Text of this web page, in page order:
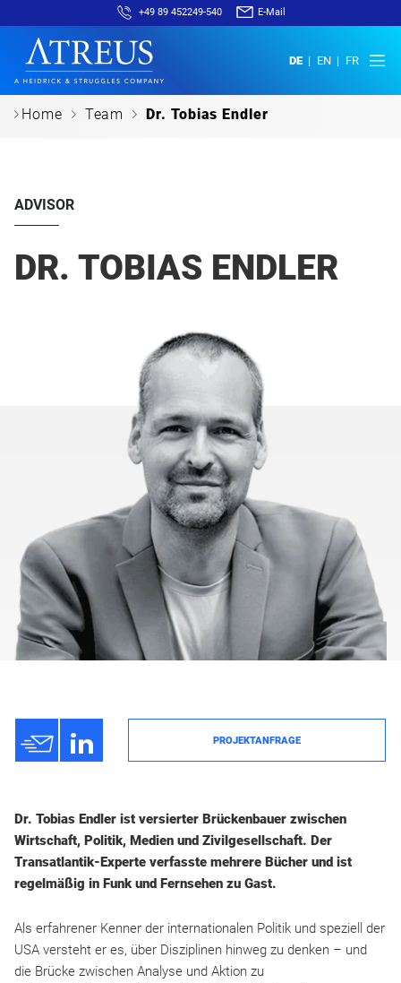
+49 89 452249-540 E-Mail
DE EN FR
c Home c Team cDr. Tobias Endler
ADVISOR
DR. TOBIAS ENDLER
h 3 PROJEKTANFRAGE
Dr. Tobias Endler ist versierter Brückenbauer zwischen
Wirtschaft, Politik, Medien und Zivilgesellschaft. Der
Transatlantik-Experte verfasste mehrere Bücher und ist
regelmäßig in Funk und Fernsehen zu Gast.
Als erfahrener Kenner der internationalen Politik und speziell der
USA versteht er es, über Disziplinen hinweg zu denken – und
die Brücke zwischen Analyse und Aktion zu